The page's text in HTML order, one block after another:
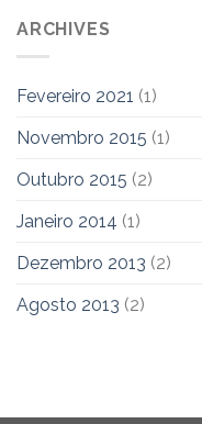
ARCHIVES
Fevereiro 2021 (1)
Novembro 2015 (1)
Outubro 2015 (2)
Janeiro 2014 (1)
Dezembro 2013 (2)
Agosto 2013 (2)